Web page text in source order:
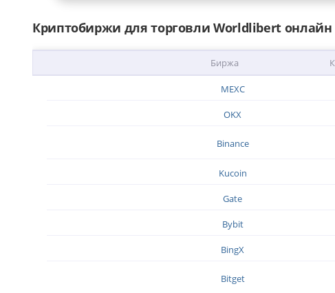
Криптобиржи для торговли Worldlibert онлайн
Биржа
MEXC
OKX
Binance
Kucoin
Gate
Bybit
BingX
Bitget